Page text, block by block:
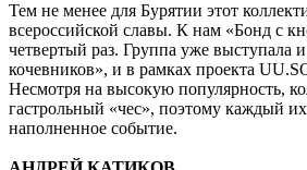
Тем не менее для Бурятии этот
всероссийской славы. К нам «Бонд с
четвертый раз. Группа уже выступала
кочевников», и в рамках проекта
Несмотря на высокую популярность,
гастрольный «чес», поэтому каждый
наполненное событие.